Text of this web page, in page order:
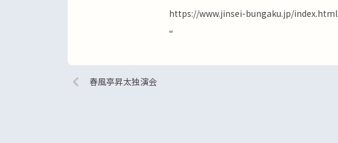
https://www.jinsei-bungaku.jp/index.html
“
春風亭昇太独演会